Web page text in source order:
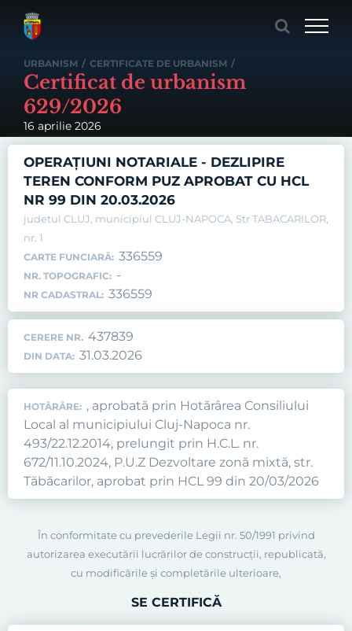
URBANISM / CERTIFICATE DE URBANISM /
Certificat de urbanism
629/2026
16 aprilie 2026
OPERAȚIUNI NOTARIALE - DEZLIPIRE
TEREN CONFORM PUZ APROBAT CU HCL
NR 99 DIN 20.03.2026
judetul CLUJ, municipiul CLUJ-NAPOCA, Str TABACARILOR,
nr. 1
CARTE FUNCIARĂ: 336559
NR. TOPOGRAFIC: -
NR CADASTRAL: 336559
CERERE NR. 437839
DIN DATA: 31.03.2026
HOTĂRÂRE: , aprobată prin Hotărârea Consiliului
Local al municipiului Cluj-Napoca nr.
493/22.12.2014, prelungit prin H.C.L. nr.
672/11.10.2024, P.U.Z Dezvoltare zonă mixtă, str.
Tăbăcarilor, aprobat prin HCL 99 din 20/03/2026
În conformitate cu prevederile Legii nr. 50/1991 privind
autorizarea executării lucrărilor de construcţii, republicată,
cu modificările şi completările ulterioare,
SE CERTIFICĂ